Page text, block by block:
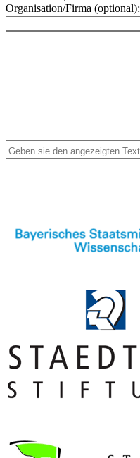
Organisation/Firma (optional):